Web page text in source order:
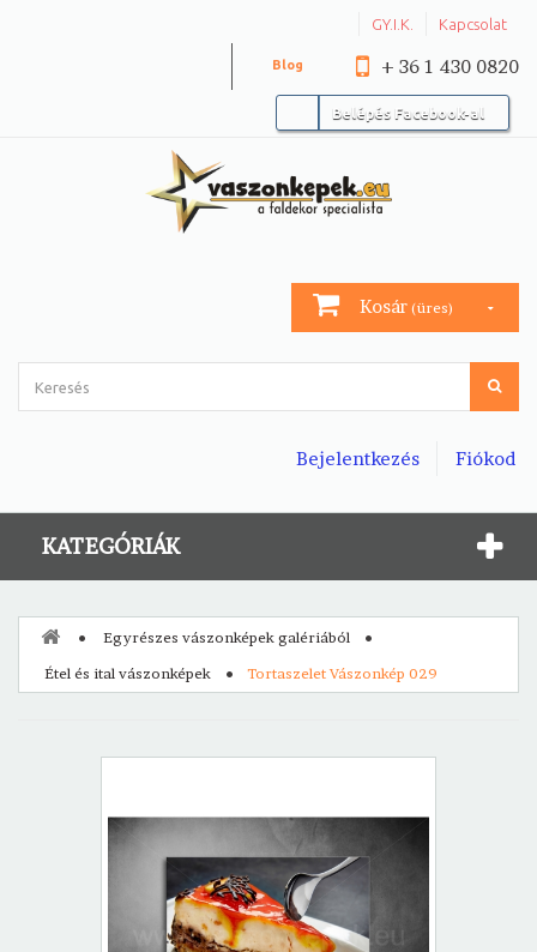
GY.I.K. Kapcsolat
+ 36 1 430 0820
Blog
Belépés Facebook-al
Kosár (üres)
Fiókod
Bejelentkezés
KATEGÓRIÁK
Egyrészes vászonképek galériából
Étel és ital vászonképek
Tortaszelet Vászonkép 029